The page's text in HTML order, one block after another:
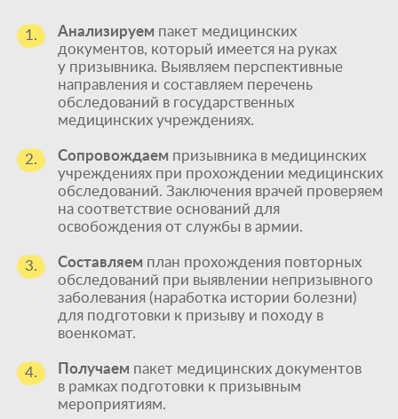
1. Анализируем пакет медицинских
документов, который имеется на руках
у призывника. Выявляем перспективные
направления и составляем перечень
обследований в государственных
медицинских учреждениях.
2. Сопровождаем призывника в медицинских
учреждениях при прохождении медицинских
обследований. Заключения врачей проверяем
на соответствие оснований для
освобождения от службы в армии.
3. Составляем план прохождения повторных
обследований при выявлении непризывного
заболевания (наработка истории болезни)
для подготовки к призыву и походу в
военкомат.
4. Получаем пакет медицинских документов
в рамках подготовки к призывным
мероприятиям.